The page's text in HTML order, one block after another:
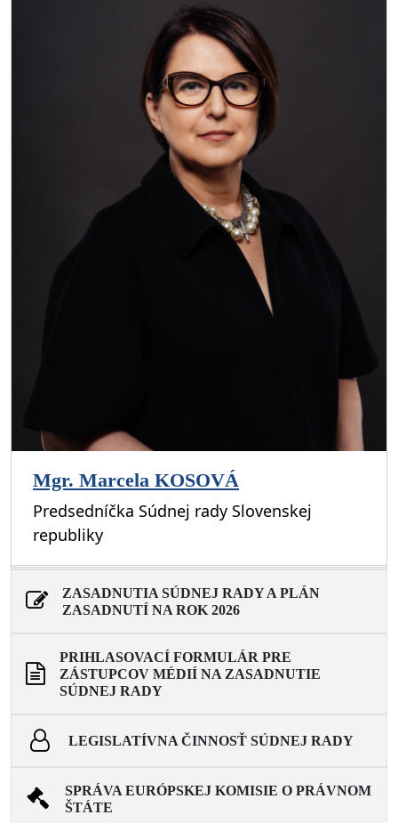
Mgr. Marcela KOSOVÁ
Predsedníčka Súdnej rady Slovenskej
republiky
ZASADNUTIA SÚDNEJ RADY A PLÁN
ZASADNUTÍ NA ROK 2026
PRIHLASOVACÍ FORMULÁR PRE
ZÁSTUPCOV MÉDIÍ NA ZASADNUTIE
SÚDNEJ RADY
LEGISLATÍVNA ČINNOSŤ SÚDNEJ RADY
SPRÁVA EURÓPSKEJ KOMISIE O PRÁVNOM
ŠTÁTE